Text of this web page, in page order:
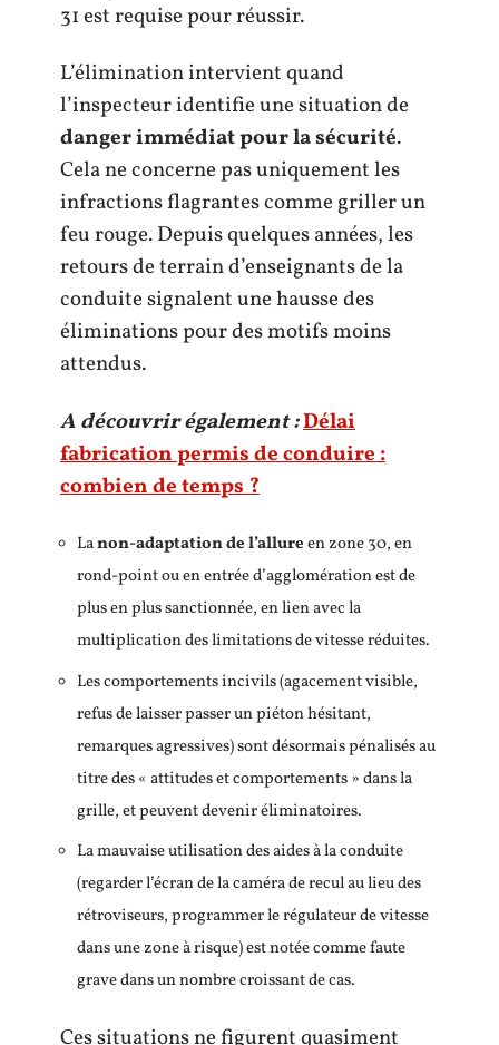
31 est requise pour réussir.
L’élimination intervient quand
l’inspecteur identifie une situation de
danger immédiat pour la sécurité.
Cela ne concerne pas uniquement les
infractions flagrantes comme griller un
feu rouge. Depuis quelques années, les
retours de terrain d’enseignants de la
conduite signalent une hausse des
éliminations pour des motifs moins
attendus.
A découvrir également :Délai
fabrication permis de conduire :
combien de temps ?
Lanon-adaptation de l’allureen zone 30, en
rond-point ou en entrée d’agglomération est de
plus en plus sanctionnée, en lien avec la
multiplication des limitations de vitesse réduites.
Les comportements incivils (agacement visible,
refus de laisser passer un piéton hésitant,
remarques agressives) sont désormais pénalisés au
titre des « attitudes et comportements » dans la
grille, et peuvent devenir éliminatoires.
La mauvaise utilisation des aides à la conduite
(regarder l’écran de la caméra de recul au lieu des
rétroviseurs, programmer le régulateur de vitesse
dans une zone à risque) est notée comme faute
grave dans un nombre croissant de cas.
Ces situations ne figurent quasiment